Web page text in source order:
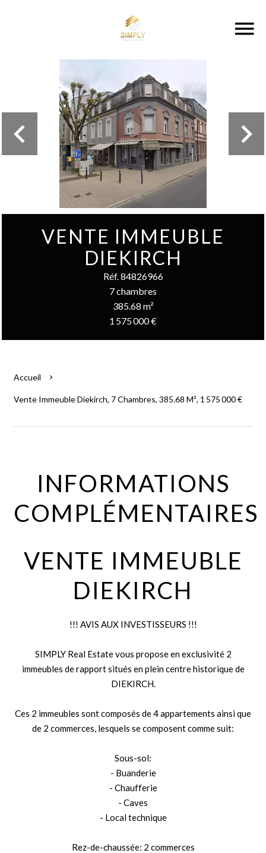
VENTE IMMEUBLE
DIEKIRCH
Réf. 84826966
7 chambres
385.68 m²
1 575 000 €
Accueil
Vente Immeuble Diekirch, 7 Chambres, 385.68 M², 1 575 000 €
INFORMATIONS
COMPLÉMENTAIRES
VENTE IMMEUBLE
DIEKIRCH
!!! AVIS AUX INVESTISSEURS !!!
SIMPLY Real Estate vous propose en exclusivité 2
immeubles de rapport situés en plein centre historique de
DIEKIRCH.
Ces 2 immeubles sont composés de 4 appartements ainsi que
de 2 commerces, lesquels se composent comme suit:
Sous-sol:
- Buanderie
- Chaufferie
- Caves
- Local technique
Rez-de-chaussée: 2 commerces